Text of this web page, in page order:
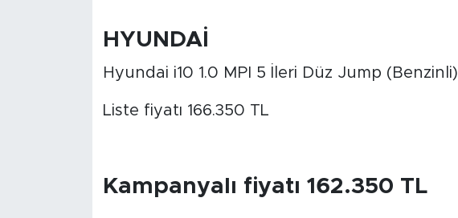
HYUNDAİ
Hyundai i10 1.0 MPI 5 İleri Düz Jump (Benzinli)
Liste fiyatı 166.350 TL
Kampanyalı fiyatı 162.350 TL